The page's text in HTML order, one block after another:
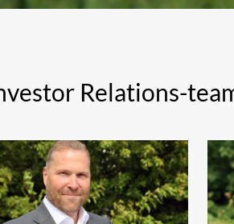
Relations-